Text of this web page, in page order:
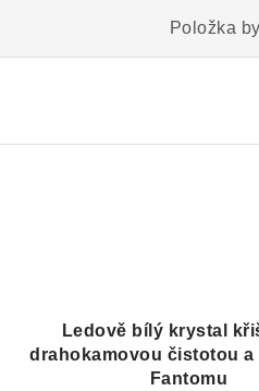
Položka
Ledově bílý krystal
drahokamovou čistotou a
Fantomu